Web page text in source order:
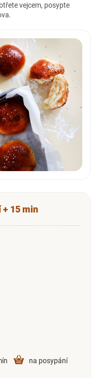
vejcem, posypte
+ 15 min
na posypání